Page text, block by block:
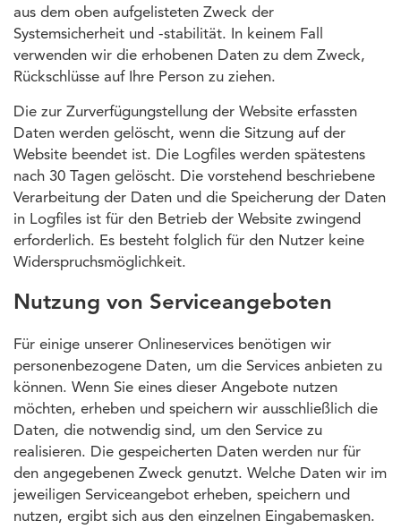
aus dem oben aufgelisteten Zweck der
Systemsicherheit und -stabilität. In keinem Fall
verwenden wir die erhobenen Daten zu dem Zweck,
Rückschlüsse auf Ihre Person zu ziehen.
Die zur Zurverfügungstellung der Website erfassten
Daten werden gelöscht, wenn die Sitzung auf der
Website beendet ist. Die Logfiles werden spätestens
nach 30 Tagen gelöscht. Die vorstehend beschriebene
Verarbeitung der Daten und die Speicherung der Daten
in Logfiles ist für den Betrieb der Website zwingend
erforderlich. Es besteht folglich für den Nutzer keine
Widerspruchsmöglichkeit.
Nutzung von Serviceangeboten
Für einige unserer Onlineservices benötigen wir
personenbezogene Daten, um die Services anbieten zu
können. Wenn Sie eines dieser Angebote nutzen
möchten, erheben und speichern wir ausschließlich die
Daten, die notwendig sind, um den Service zu
realisieren. Die gespeicherten Daten werden nur für
den angegebenen Zweck genutzt. Welche Daten wir im
jeweiligen Serviceangebot erheben, speichern und
nutzen, ergibt sich aus den einzelnen Eingabemasken.